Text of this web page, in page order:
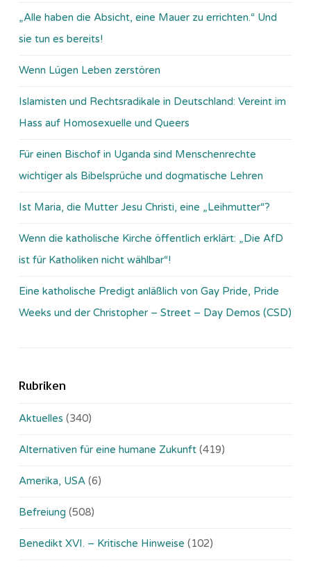
„Alle haben die Absicht, eine Mauer zu errichten.“ Und
sie tun es bereits!
Wenn Lügen Leben zerstören
Islamisten und Rechtsradikale in Deutschland: Vereint im
Hass auf Homosexuelle und Queers
Für einen Bischof in Uganda sind Menschenrechte
wichtiger als Bibelsprüche und dogmatische Lehren
Ist Maria, die Mutter Jesu Christi, eine „Leihmutter“?
Wenn die katholische Kirche öffentlich erklärt: „Die AfD
ist für Katholiken nicht wählbar“!
Eine katholische Predigt anläßlich von Gay Pride, Pride
Weeks und der Christopher – Street – Day Demos (CSD)
Rubriken
Aktuelles (340)
Alternativen für eine humane Zukunft (419)
Amerika, USA (6)
Befreiung (508)
Benedikt XVI. – Kritische Hinweise (102)